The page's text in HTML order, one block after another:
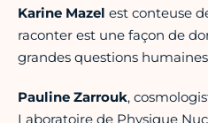
Karine Mazel est conteuse
raconter est une façon de
grandes questions
Pauline Zarrouk,
Laboratoire de Physique